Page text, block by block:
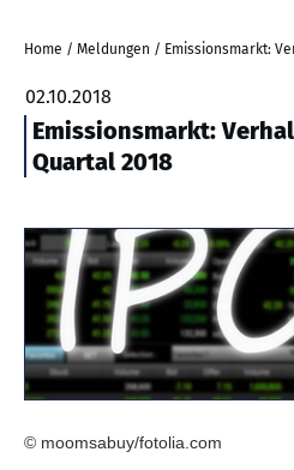
Home / Meldungen /
02.10.2018
Emissionsmarkt:
Quartal 2018
© moomsabuy/fotolia.com